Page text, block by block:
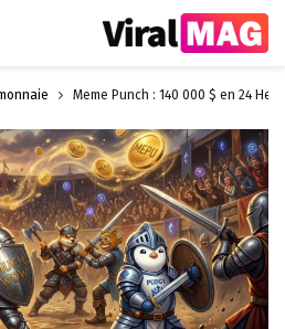
Meme Punch : 140 000 $ en 24